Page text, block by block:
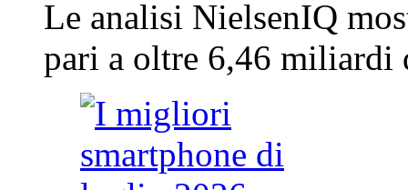
Le analisi NielsenIQ
pari a oltre 6,46